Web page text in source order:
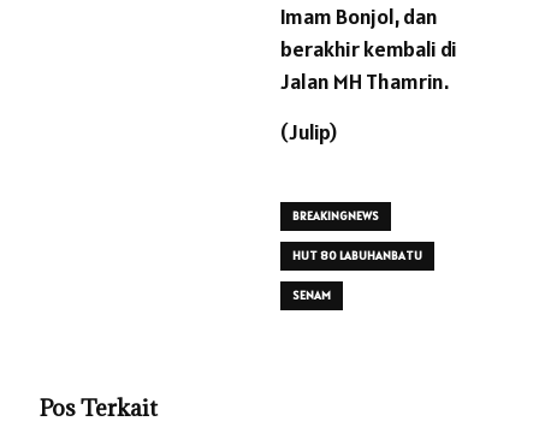
Imam Bonjol, dan
berakhir kembali di
Jalan MH Thamrin.
(Julip)
BREAKINGNEWS
HUT 80 LABUHANBATU
SENAM
Pos Terkait